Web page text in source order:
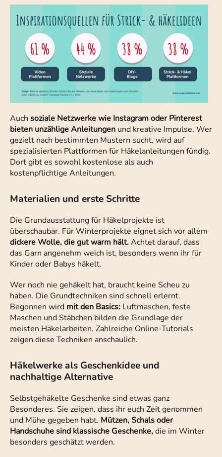
Auch soziale Netzwerke wie Instagram oder Pinterest
bieten unzählige Anleitungen und kreative Impulse. Wer
gezielt nach bestimmten Mustern sucht, wird auf
spezialisierten Plattformen für Häkelanleitungen fündig.
Dort gibt es sowohl kostenlose als auch
kostenpflichtige Anleitungen.
Materialien und erste Schritte
Die Grundausstattung für Häkelprojekte ist
überschaubar. Für Winterprojekte eignet sich vor allem
dickere Wolle, die gut warm hält.Achtet darauf, dass
das Garn angenehm weich ist, besonders wenn ihr für
Kinder oder Babys häkelt.
Wer noch nie gehäkelt hat, braucht keine Scheu zu
haben. Die Grundtechniken sind schnell erlernt.
Begonnen wird mit den Basics: Luftmaschen, feste
Maschen und Stäbchen bilden die Grundlage der
meisten Häkelarbeiten. Zahlreiche Online-Tutorials
zeigen diese Techniken anschaulich.
Häkelwerke als Geschenkidee und
nachhaltige Alternative
Selbstgehäkelte Geschenke sind etwas ganz
Besonderes. Sie zeigen, dass ihr euch Zeit genommen
und Mühe gegeben habt. Mützen, Schals oder
Handschuhe sind klassische Geschenke,die im Winter
besonders geschätzt werden.